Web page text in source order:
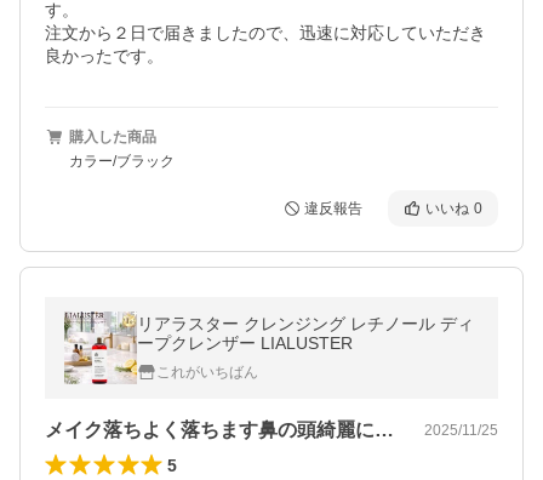
す。
注文から２日で届きましたので、迅速に対応していただき
良かったです。
購入した商品
カラー/ブラック
違反報告 いいね 0
リアラスター クレンジング レチノール ディ
ープクレンザー LIALUSTER
これがいちばん
メイク落ちよく落ちます鼻の頭綺麗になり… 2025/11/25
5